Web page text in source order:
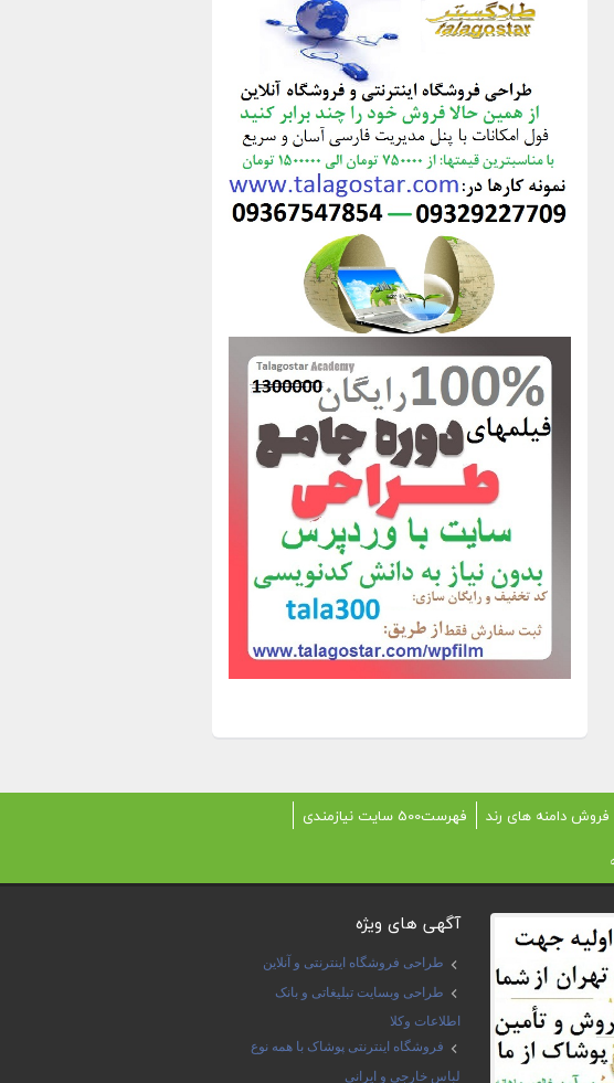
فروش دامنه های رند
فهرست500 سایت نیازمندی
آگهی های ویژه
طراحی فروشگاه اینترنتی و آنلاین
طراحی وبسایت تبلیغاتی و بانک
اطلاعات وکلا
فروشگاه اینترنتی پوشاک با همه نوع
لباس خارجی و ایرانی